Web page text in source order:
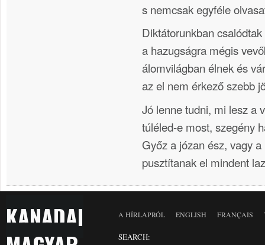
s nemcsak egyféle
Diktátorunkban
a hazugságra mégis
álomvilágban élnek és
az el nem érkező szebb
Jó lenne tudni, mi lesz a
túléled-e most, szegény
Győz a józan ész, vagy
pusztítanak el mindent
KANADAI
A HÍRLAPRÓL ENGLISH FRANÇAIS
SEARCH: